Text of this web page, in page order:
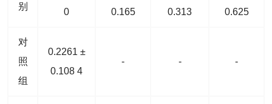
别
0 0.165 0.313 0.625
对
照
组
0.2261 ±
0.108 4
- - -